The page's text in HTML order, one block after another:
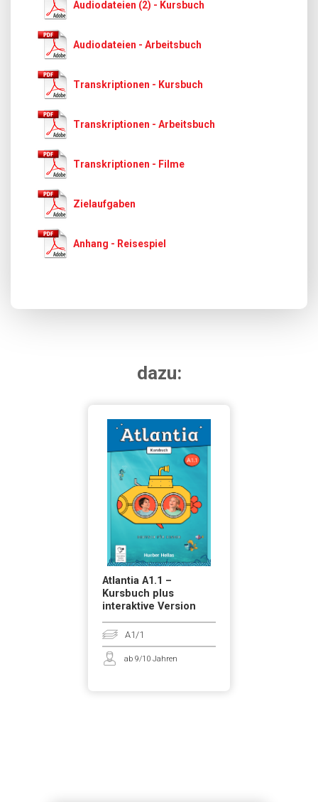
Audiodateien (2) - Kursbuch
Audiodateien - Arbeitsbuch
Transkriptionen - Kursbuch
Transkriptionen - Arbeitsbuch
Transkriptionen - Filme
Zielaufgaben
Αnhang - Reisespiel
dazu:
Atlantia A1.1 –
Kursbuch plus
interaktive Version
A1/1
ab 9/10 Jahren